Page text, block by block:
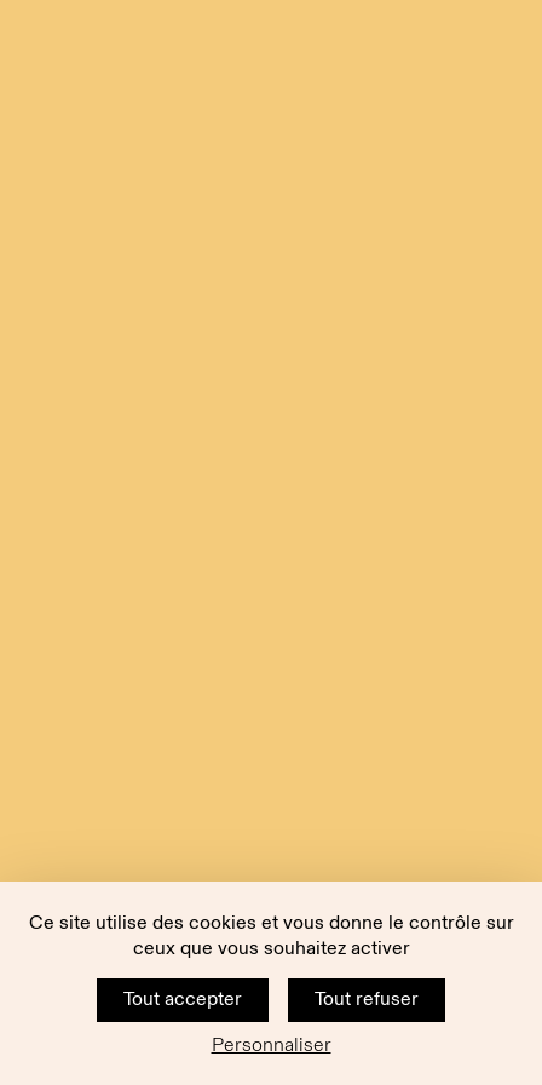
Ce site utilise des cookies et vous donne le contrôle sur
ceux que vous souhaitez activer
Tout accepter
Tout refuser
Personnaliser